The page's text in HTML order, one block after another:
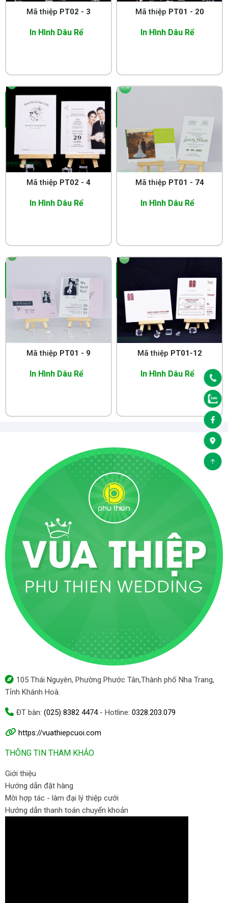
Mã thiệp PT02 - 3
In Hình Dâu Rể
Mã thiệp PT01 - 20
In Hình Dâu Rể
Mã thiệp PT02 - 4
In Hình Dâu Rể
Mã thiệp PT01 - 74
In Hình Dâu Rể
Mã thiệp PT01 - 9
In Hình Dâu Rể
Mã thiệp PT01-12
In Hình Dâu Rể
105 Thái Nguyên, Phường Phước Tân,Thành phố Nha Trang,
Tỉnh Khánh Hoà.
ĐT bàn: (025) 8382 4474- Hotline: 0328.203.079
https://vuathiepcuoi.com
THÔNG TIN THAM KHẢO
Giới thiệu
Hướng dẫn đặt hàng
Mời hợp tác - làm đại lý thiệp cưới
Hướng dẫn thanh toán chuyển khoản